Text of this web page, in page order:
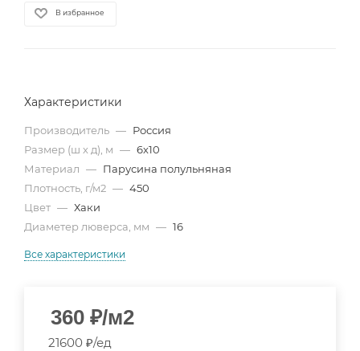
В избранное
Характеристики
Производитель — Россия
Размер (ш х д), м — 6х10
Материал — Парусина полульняная
Плотность, г/м2 — 450
Цвет — Хаки
Диаметер люверса, мм — 16
Все характеристики
360 ₽/м2
21600 ₽/ед